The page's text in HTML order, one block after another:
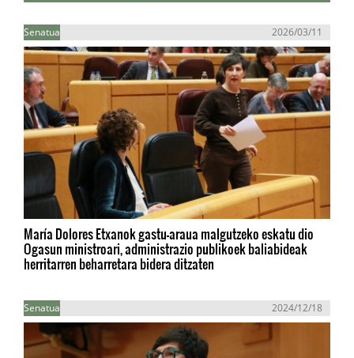
Senatua 2026/03/11
María Dolores Etxanok gastu-araua malgutzeko eskatu dio
Ogasun ministroari, administrazio publikoek baliabideak
herritarren beharretara bidera ditzaten
Senatua 2024/12/18